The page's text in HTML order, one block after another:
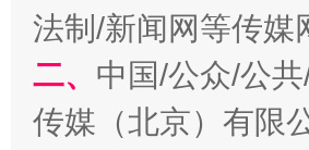
法制/新闻网等传媒
二、 中国/公众/公
传媒（北京）有限